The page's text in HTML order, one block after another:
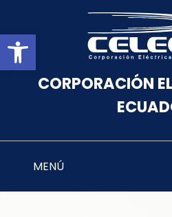
Abrir barra de
CORPORACIÓN
MENÚ